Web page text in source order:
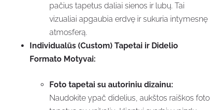
pačius tapetus daliai sienos ir lubų. Tai
vizualiai apgaubia erdvę ir sukuria intymesnę
atmosferą.
Individualūs (Custom) Tapetai ir Didelio
Formato Motyvai:
Foto tapetai su autoriniu dizainu:
Naudokite ypač didelius, aukštos raiškos foto